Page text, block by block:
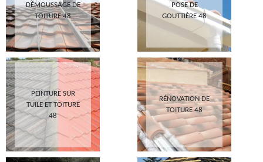
DÉMOUSSAGE DE
TOITURE 48
POSE DE
GOUTTIÈRE 48
PEINTURE SUR
TUILE ET TOITURE
48
RÉNOVATION DE
TOITURE 48